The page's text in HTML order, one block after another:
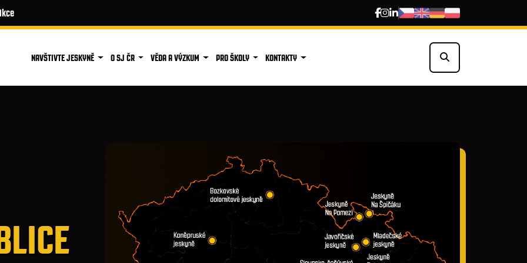
NAVŠTIVTE JESKYNĚ O SJ ČR VĚDA A VÝZKUM PRO ŠKOLY KONTAKTY